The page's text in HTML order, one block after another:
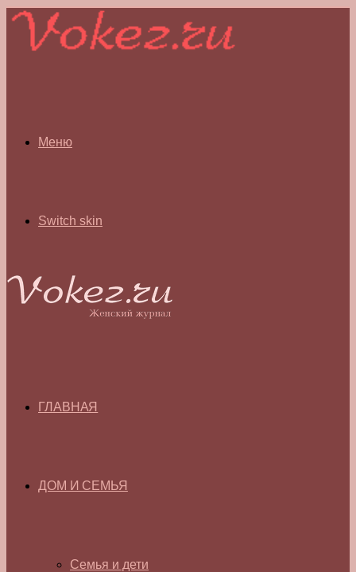
Меню
Switch skin
ГЛАВНАЯ
ДОМ И СЕМЬЯ
Семья и дети